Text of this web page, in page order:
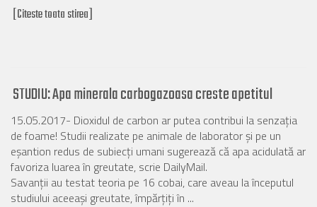
[Citeste toata stirea]
STUDIU: Apa minerala carbogazoasa creste apetitul
15.05.2017- Dioxidul de carbon ar putea contribui la senzaţia
de foame! Studii realizate pe animale de laborator şi pe un
eşantion redus de subiecţi umani sugerează că apa acidulată ar
favoriza luarea în greutate, scrie DailyMail.
Savanţii au testat teoria pe 16 cobai, care aveau la începutul
studiului aceeaşi greutate, împărţiţi în ...